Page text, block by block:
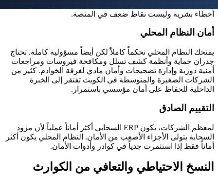
أخطاء بشرية وليست نقاط ضعف في المنصة.
أمان النظام المحلي
يمنحك النظام المحلي تحكماً كاملاً لكن أيضاً مسؤولية كاملة. تحتاج
جدران حماية وأنظمة كشف تسلل ومكافحة فيروسات ومراجعات
أمنية دورية وإدارة تصحيحات وأمان مادي لغرفة الخوادم. كثير من
الشركات الصغيرة والمتوسطة في الكويت تفتقر إلى الخبرة
الداخلية للحفاظ على أمان مؤسسي باستمرار.
التقييم الصادق
لمعظم الشركات، يكون ERP السحابي أكثر أماناً عملياً لأن مزود
السحابة يتولى الأجزاء الأصعب من الأمان. النظام المحلي يكون أكثر
أماناً فقط إذا استثمرت جدياً في كوادر وأدوات الأمان.
النسخ الاحتياطي والتعافي من الكوارث